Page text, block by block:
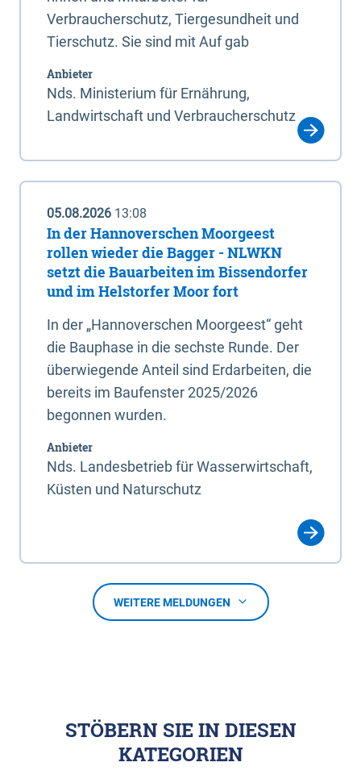
Verbraucherschutz, Tiergesundheit und
Tierschutz. Sie sind mit Auf gab
Anbieter
Nds. Ministerium für Ernährung,
Landwirtschaft und Verbraucherschutz
05.08.2026 13:08
In der Hannoverschen Moorgeest
rollen wieder die Bagger - NLWKN
setzt die Bauarbeiten im Bissendorfer
und im Helstorfer Moor fort
In der „Hannoverschen Moorgeest“ geht
die Bauphase in die sechste Runde. Der
überwiegende Anteil sind Erdarbeiten, die
bereits im Baufenster 2025/2026
begonnen wurden.
Anbieter
Nds. Landesbetrieb für Wasserwirtschaft,
Küsten und Naturschutz
WEITERE MELDUNGEN
STÖBERN SIE IN DIESEN
KATEGORIEN